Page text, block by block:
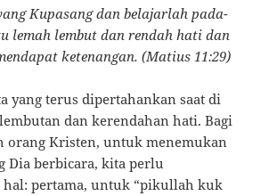
Kupasang dan belajarlah pada-
lemah lembut dan rendah hati dan
ketenangan. (Matius 11:29)
yang terus dipertahankan saat di
dan kerendahan hati. Bagi
orang Kristen, untuk menemukan
Dia berbicara, kita perlu
hal: pertama, untuk “pikullah kuk